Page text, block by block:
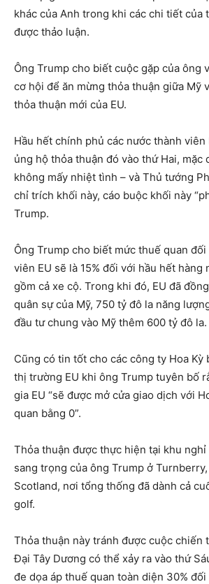
khác của Anh trong khi các chi tiết của
được thảo luận.
Ông Trump cho biết cuộc gặp của ông
cơ hội để ăn mừng thỏa thuận giữa Mỹ
thỏa thuận mới của EU.
Hầu hết chính phủ các nước thành
ủng hộ thỏa thuận đó vào thứ Hai, mặc
không mấy nhiệt tình – và Thủ tướng
chỉ trích khối này, cáo buộc khối này
Trump.
Ông Trump cho biết mức thuế quan
viên EU sẽ là 15% đối với hầu hết hàng
gồm cả xe cộ. Trong khi đó, EU đã
quân sự của Mỹ, 750 tỷ đô la năng
đầu tư chung vào Mỹ thêm 600 tỷ đô la.
Cũng có tin tốt cho các công ty Hoa Kỳ
thị trường EU khi ông Trump tuyên bố
gia EU “sẽ được mở cửa giao dịch với
quan bằng 0”.
Thỏa thuận được thực hiện tại khu
sang trọng của ông Trump ở
Scotland, nơi tổng thống đã dành cả
golf.
Thỏa thuận này tránh được cuộc chiến
Đại Tây Dương có thể xảy ra vào thứ
đe dọa áp thuế quan toàn diện 30%